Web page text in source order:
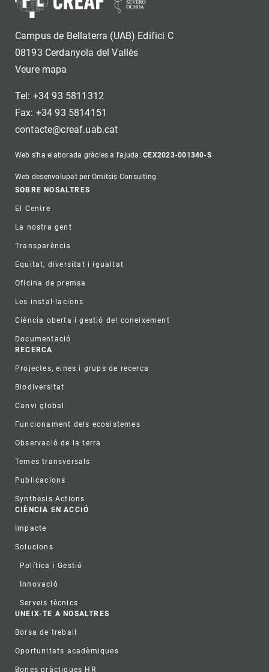
Campus de Bellaterra (UAB) Edifici C
08193 Cerdanyola del Vallès
Veure mapa
Tel: +34 93 5811312
Fax: +34 93 5814151
contacte@creaf.uab.cat
Web s'ha elaborada gràcies a l'ajuda:CEX2023-001340-S
Web desenvolupat per Omitsis Consulting
Footer
SOBRE NOSALTRES
El Centre
La nostra gent
Transparència
Equitat, diversitat i igualtat
Oficina de premsa
Les instal·lacions
Ciència oberta i gestió del coneixement
Documentació
RECERCA
Projectes, eines i grups de recerca
Biodiversitat
Canvi global
Funcionament dels ecosistemes
Observació de la terra
Temes transversals
Publicacions
Synthesis Actions
CIÈNCIA EN ACCIÓ
Impacte
Solucions
Política i Gestió
Innovació
Serveis tècnics
UNEIX-TE A NOSALTRES
Borsa de treball
Oportunitats acadèmiques
Bones pràctiques HR